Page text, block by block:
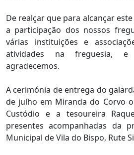
De realçar que para alcançar
a participação dos nossos
várias instituições e
atividades na freguesia,
agradecemos.
A cerimónia de entrega do
de julho em Miranda do Corvo
Custódio e a tesoureira
presentes acompanhadas da
Municipal de Vila do Bispo, Rute